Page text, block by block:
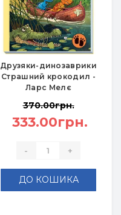
Друзяки-динозаврики
Страшний крокодил -
Ларс Мелє
370.00грн.
333.00грн.
- +
ДО КОШИКА